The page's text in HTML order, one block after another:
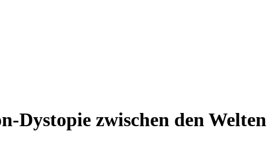
Dystopie zwischen den Welten